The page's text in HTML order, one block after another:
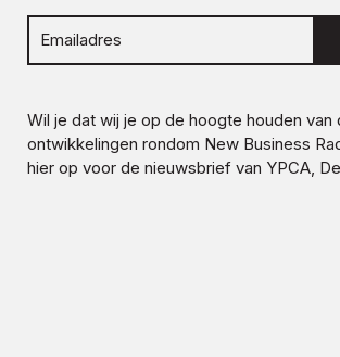
Wil je dat wij je op de hoogte houden van
ontwikkelingen rondom New Business
hier op voor de nieuwsbrief van YPCA,